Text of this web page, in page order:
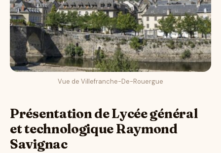
Vue de Villefranche-De-Rouergue
Présentation de Lycée général
et technologique Raymond
Savignac